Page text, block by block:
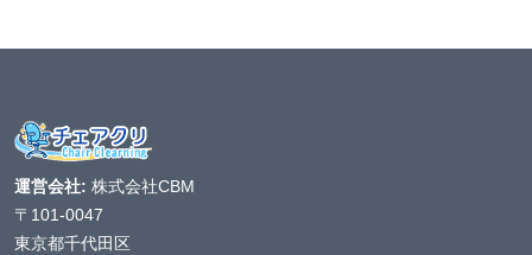
運営会社: 株式会社CBM
〒101-0047
東京都千代田区